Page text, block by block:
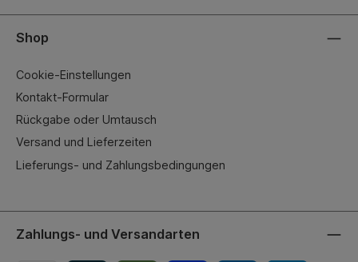
Shop
Cookie-Einstellungen
Kontakt-Formular
Rückgabe oder Umtausch
Versand und Lieferzeiten
Lieferungs- und Zahlungsbedingungen
Zahlungs- und Versandarten